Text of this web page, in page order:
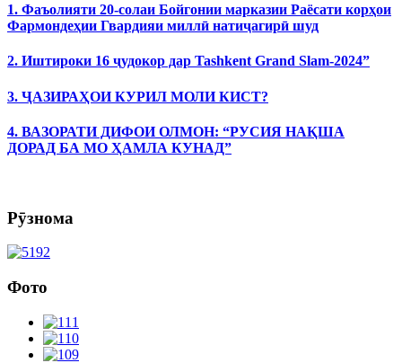
1. Фаъолияти 20-солаи Бойгонии марказии Раёсати корҳои
Фармондеҳии Гвардияи миллӣ натиҷагирӣ шуд
2. Иштироки 16 ҷудокор дар Tashkent Grand Slam-2024”
3. ҶАЗИРАҲОИ КУРИЛ МОЛИ КИСТ?
4. ВАЗОРАТИ ДИФОИ ОЛМОН: “РУСИЯ НАҚША
ДОРАД БА МО ҲАМЛА КУНАД”
Рӯзнома
Фото